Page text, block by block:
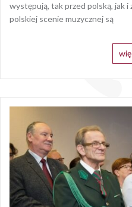
występują, tak przed polską, jak i
polskiej scenie muzycznej są